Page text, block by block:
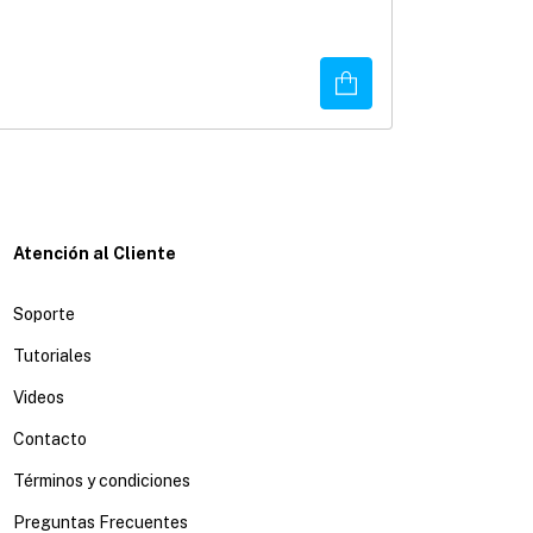
Comprar
Atención al Cliente
Soporte
Tutoriales
Videos
Contacto
Términos y condiciones
Preguntas Frecuentes